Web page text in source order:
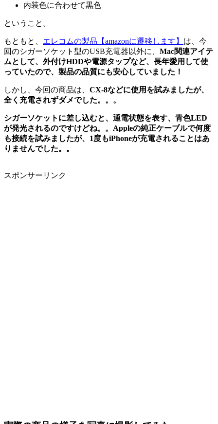
内装色に合わせて黒色
ということ。
もともと、 エレコムの製品 【amazonに遷移します】 は、今
回のシガーソケット型のUSB充電器以外に、 Mac関連アイテ
ムとして、外付けHDDや電源タップなど、長年愛用して使
っていたので、製品の品質にも安心していました！
しかし、今回の商品は、 CX-8などに使用を試みましたが、
全く充電されずダメでした。。。
シガーソケットに差し込むと、通電状態を表す、青色LED
が発光されるのですけどね。。Appleの純正ケーブルで何度
も接続を試みましたが、1度もiPhoneが充電されることはあ
りませんでした。。
スポンサーリンク